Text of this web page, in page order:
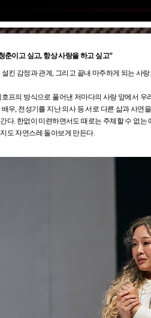
춘이고 싶고, 항상 사랑을 하고 싶고”
설킨 감정과 관계, 그리고 끝내 마주하게 되는 사랑
호프의 방식으로 풀어낸 저마다의 사랑 앞에서 우
배우, 전성기를 지난 의사 등 서로 다른 삶과 사연
다. 한없이 미련하면서도 때로는 주체할 수 없
도 자연스레 돌아보게 만든다.